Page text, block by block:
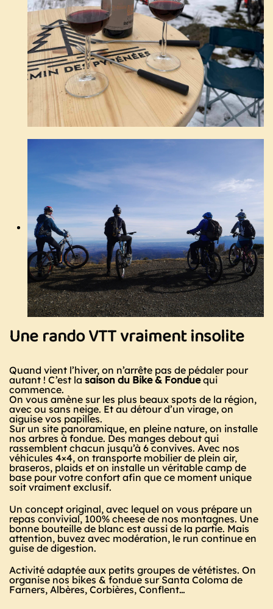
Une rando VTT vraiment insolite
Quand vient l’hiver, on n’arrête pas de pédaler pour
autant ! C’est la saison du Bike & Fonduequi
commence.
On vous amène sur les plus beaux spots de la région,
avec ou sans neige. Et au détour d’un virage, on
aiguise vos papilles.
Sur un site panoramique, en pleine nature, on installe
nos arbres à fondue. Des manges debout qui
rassemblent chacun jusqu’à 6 convives. Avec nos
véhicules 4×4, on transporte mobilier de plein air,
braseros, plaids et on installe un véritable camp de
base pour votre confort afin que ce moment unique
soit vraiment exclusif.
Un concept original, avec lequel on vous prépare un
repas convivial, 100% cheese de nos montagnes. Une
bonne bouteille de blanc est aussi de la partie. Mais
attention, buvez avec modération, le run continue en
guise de digestion.
Activité adaptée aux petits groupes de vététistes. On
organise nos bikes & fondue sur Santa Coloma de
Farners, Albères, Corbières, Conflent…